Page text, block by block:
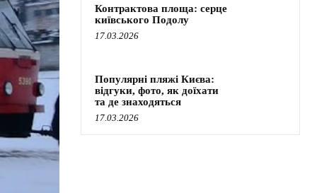
Контрактова площа: серце
київського Подолу
17.03.2026
Популярні пляжі Києва:
відгуки, фото, як доїхати
та де знаходяться
17.03.2026